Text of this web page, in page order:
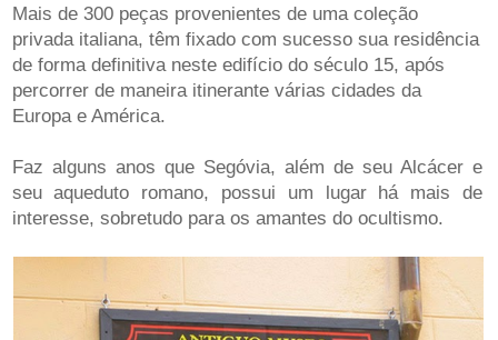
Mais de 300 peças provenientes de uma coleção
privada italiana, têm fixado com sucesso sua residência
de forma definitiva neste edifício do século 15, após
percorrer de maneira itinerante várias cidades da
Europa e América.
Faz alguns anos que Segóvia, além de seu Alcácer e
seu aqueduto romano, possui um lugar há mais de
interesse, sobretudo para os amantes do ocultismo.